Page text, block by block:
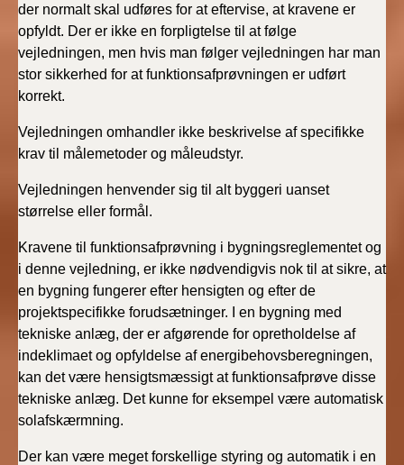
der normalt skal udføres for at eftervise, at kravene er
opfyldt. Der er ikke en forpligtelse til at følge
vejledningen, men hvis man følger vejledningen har man
stor sikkerhed for at funktionsafprøvningen er udført
korrekt.
Vejledningen omhandler ikke beskrivelse af specifikke
krav til målemetoder og måleudstyr.
Vejledningen henvender sig til alt byggeri uanset
størrelse eller formål.
Kravene til funktionsafprøvning i bygningsreglementet og
i denne vejledning, er ikke nødvendigvis nok til at sikre, at
en bygning fungerer efter hensigten og efter de
projektspecifikke forudsætninger. I en bygning med
tekniske anlæg, der er afgørende for opretholdelse af
indeklimaet og opfyldelse af energibehovsberegningen,
kan det være hensigtsmæssigt at funktionsafprøve disse
tekniske anlæg. Det kunne for eksempel være automatisk
solafskærmning.
Der kan være meget forskellige styring og automatik i en